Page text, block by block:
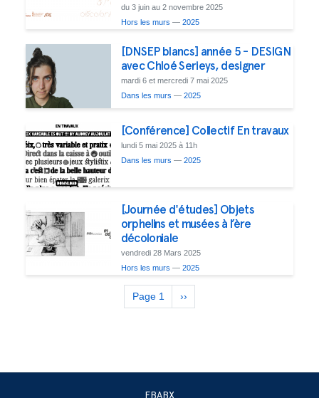
du 3 juin au 2 novembre 2025
Hors les murs — 2025
[DNSEP blancs] année 5 - DESIGN
avec Chloé Serieys, designer
mardi 6 et mercredi 7 mai 2025
Dans les murs — 2025
[Conférence] Collectif En travaux
lundi 5 mai 2025 à 11h
Dans les murs — 2025
[Journée d'études] Objets
orphelins et musées à l’ère
décoloniale
vendredi 28 Mars 2025
Hors les murs — 2025
Pagination
Page 1
Next
page
››
EBABX